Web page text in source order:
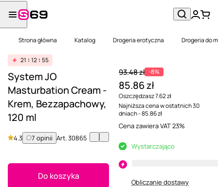
Strona główna Katalog Drogeria erotyczna Drogeria do
21 12 55
System JO
Masturbation Cream -
Krem, Bezzapachowy,
120 ml
4.3 7 opinii Art.30865
Do koszyka
93.48 zł -8%
85.86 zł
Oszczędzasz 7.62 zł
Najniższa cena w ostatnich 30
dniach - 85.86 zł
Cena zawiera VAT 23%
Wystarczająco
Obliczanie dostawy